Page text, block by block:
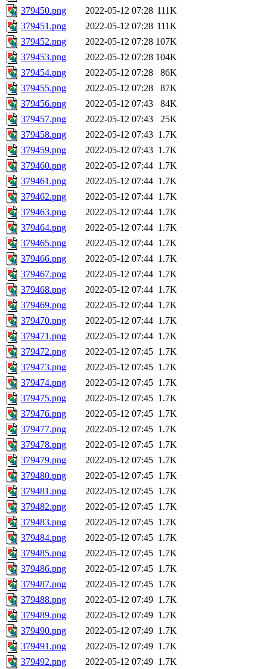
379450.png
2022-05-12 07:28 111K
379451.png
2022-05-12 07:28 111K
379452.png
2022-05-12 07:28 107K
379453.png
2022-05-12 07:28 104K
379454.png
2022-05-12 07:28
86K
379455.png
2022-05-12 07:28
87K
379456.png
2022-05-12 07:43
84K
379457.png
2022-05-12 07:43
25K
379458.png
2022-05-12 07:43 1.7K
379459.png
2022-05-12 07:43 1.7K
379460.png
2022-05-12 07:44 1.7K
379461.png
2022-05-12 07:44 1.7K
379462.png
2022-05-12 07:44 1.7K
379463.png
2022-05-12 07:44 1.7K
379464.png
2022-05-12 07:44 1.7K
379465.png
2022-05-12 07:44 1.7K
379466.png
2022-05-12 07:44 1.7K
379467.png
2022-05-12 07:44 1.7K
379468.png
2022-05-12 07:44 1.7K
379469.png
2022-05-12 07:44 1.7K
379470.png
2022-05-12 07:44 1.7K
379471.png
2022-05-12 07:44 1.7K
379472.png
2022-05-12 07:45 1.7K
379473.png
2022-05-12 07:45 1.7K
379474.png
2022-05-12 07:45 1.7K
379475.png
2022-05-12 07:45 1.7K
379476.png
2022-05-12 07:45 1.7K
379477.png
2022-05-12 07:45 1.7K
379478.png
2022-05-12 07:45 1.7K
379479.png
2022-05-12 07:45 1.7K
379480.png
2022-05-12 07:45 1.7K
379481.png
2022-05-12 07:45 1.7K
379482.png
2022-05-12 07:45 1.7K
379483.png
2022-05-12 07:45 1.7K
379484.png
2022-05-12 07:45 1.7K
379485.png
2022-05-12 07:45 1.7K
379486.png
2022-05-12 07:45 1.7K
379487.png
2022-05-12 07:45 1.7K
379488.png
2022-05-12 07:49 1.7K
379489.png
2022-05-12 07:49 1.7K
379490.png
2022-05-12 07:49 1.7K
379491.png
2022-05-12 07:49 1.7K
379492.png
2022-05-12 07:49 1.7K